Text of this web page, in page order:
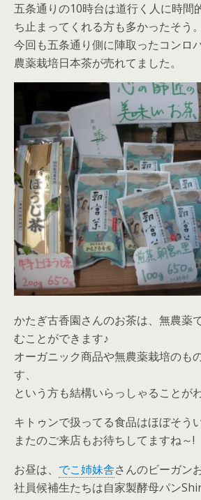
五条通りの10時台は道行く人に時間
ち止まってくれる方も多かったそう。
今回も五条通り側に陣取ったコンロ
農薬栽培日本茶が売れてました。
かたぎ古香園さんのお茶は、無農薬
むことができます♪
オーガニック商品や無農薬栽培のも
す、
という方も結構いらっしゃることが
キトゥンで扱ってる食品はほぼそう
またのご来店もお待ちしてますね～!
お昼は、 でこ姉妹舎さんのビーガン
社員候補生たちは自家製酵母パン